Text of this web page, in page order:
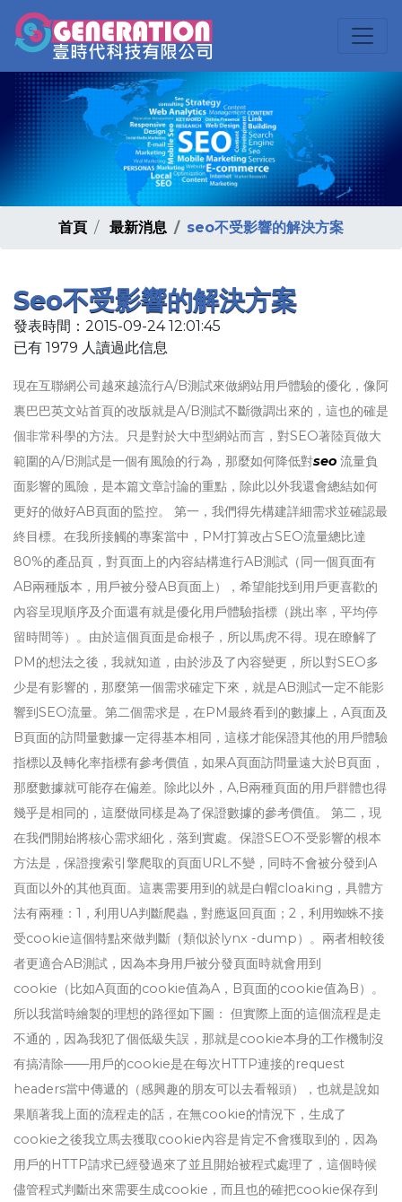
首頁 最新消息 seo不受影響的解決方案
Seo不受影響的解決方案
發表時間：2015-09-24 12:01:45
已有 1979 人讀過此信息
現在互聯網公司越來越流行A/B測試來做網站用戶體驗的優化，像阿
裏巴巴英文站首頁的改版就是A/B測試不斷微調出來的，這也的確是
個非常科學的方法。只是對於大中型網站而言，對SEO著陸頁做大
範圍的A/B測試是一個有風險的行為，那麼如何降低對seo 流量負
面影響的風險，是本篇文章討論的重點，除此以外我還會總結如何
更好的做好AB頁面的監控。 第一，我們得先構建詳細需求並確認最
終目標。在我所接觸的專案當中，PM打算改占SEO流量總比達
80%的產品頁，對頁面上的內容結構進行AB測試（同一個頁面有
AB兩種版本，用戶被分發AB頁面上），希望能找到用戶更喜歡的
內容呈現順序及介面還有就是優化用戶體驗指標（跳出率，平均停
留時間等）。由於這個頁面是命根子，所以馬虎不得。現在瞭解了
PM的想法之後，我就知道，由於涉及了內容變更，所以對SEO多
少是有影響的，那麼第一個需求確定下來，就是AB測試一定不能影
響到SEO流量。第二個需求是，在PM最終看到的數據上，A頁面及
B頁面的訪問量數據一定得基本相同，這樣才能保證其他的用戶體驗
指標以及轉化率指標有參考價值，如果A頁面訪問量遠大於B頁面，
那麼數據就可能存在偏差。除此以外，A,B兩種頁面的用戶群體也得
幾乎是相同的，這麼做同樣是為了保證數據的參考價值。 第二，現
在我們開始將核心需求細化，落到實處。保證SEO不受影響的根本
方法是，保證搜索引擎爬取的頁面URL不變，同時不會被分發到A
頁面以外的其他頁面。這裏需要用到的就是白帽cloaking，具體方
法有兩種：1，利用UA判斷爬蟲，對應返回頁面；2，利用蜘蛛不接
受cookie這個特點來做判斷（類似於lynx -dump）。兩者相較後
者更適合AB測試，因為本身用戶被分發頁面時就會用到
cookie（比如A頁面的cookie值為A，B頁面的cookie值為B）。
所以我當時繪製的理想的路徑如下圖： 但實際上面的這個流程是走
不通的，因為我犯了個低級失誤，那就是cookie本身的工作機制沒
有搞清除——用戶的cookie是在每次HTTP連接的request
headers當中傳遞的（感興趣的朋友可以去看報頭），也就是說如
果順著我上面的流程走的話，在無cookie的情況下，生成了
cookie之後我立馬去獲取cookie內容是肯定不會獲取到的，因為
用戶的HTTP請求已經發過來了並且開始被程式處理了，這個時候
儘管程式判斷出來需要生成cookie，而且也的確把cookie保存到